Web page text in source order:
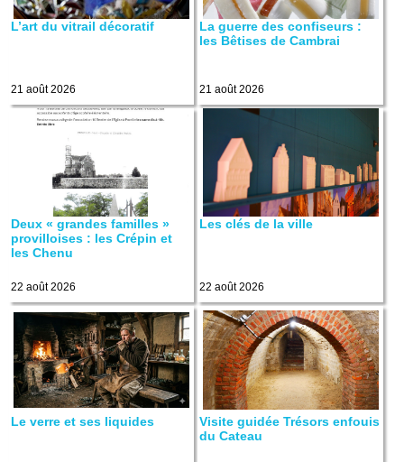
L’art du vitrail décoratif
21 août 2026
La guerre des confiseurs :
les Bêtises de Cambrai
21 août 2026
Deux « grandes familles »
provilloises : les Crépin et
les Chenu
22 août 2026
Les clés de la ville
22 août 2026
Le verre et ses liquides
Visite guidée Trésors enfouis
du Cateau